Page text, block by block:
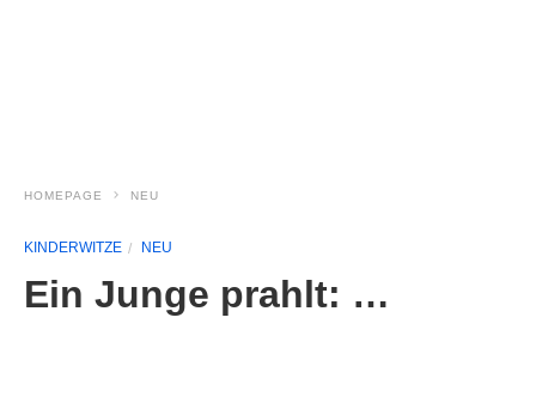
HOMEPAGE NEU
KINDERWITZE NEU
Ein Junge prahlt: …